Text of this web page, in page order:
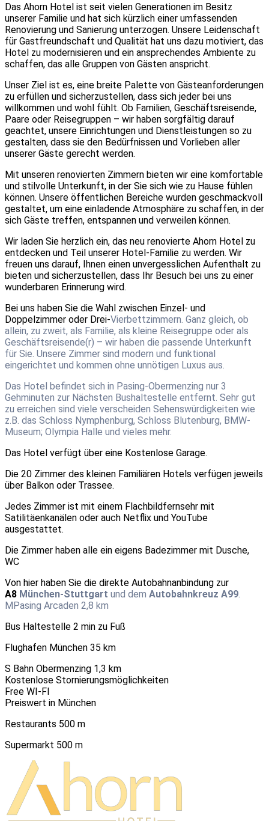
Das Ahorn Hotel ist seit vielen Generationen im Besitz
unserer Familie und hat sich kürzlich einer umfassenden
Renovierung und Sanierung unterzogen. Unsere Leidenschaft
für Gastfreundschaft und Qualität hat uns dazu motiviert, das
Hotel zu modernisieren und ein ansprechendes Ambiente zu
schaffen, das alle Gruppen von Gästen anspricht.
Unser Ziel ist es, eine breite Palette von Gästeanforderungen
zu erfüllen und sicherzustellen, dass sich jeder bei uns
willkommen und wohl fühlt. Ob Familien, Geschäftsreisende,
Paare oder Reisegruppen – wir haben sorgfältig darauf
geachtet, unsere Einrichtungen und Dienstleistungen so zu
gestalten, dass sie den Bedürfnissen und Vorlieben aller
unserer Gäste gerecht werden.
Mit unseren renovierten Zimmern bieten wir eine komfortable
und stilvolle Unterkunft, in der Sie sich wie zu Hause fühlen
können. Unsere öffentlichen Bereiche wurden geschmackvoll
gestaltet, um eine einladende Atmosphäre zu schaffen, in der
sich Gäste treffen, entspannen und verweilen können.
Wir laden Sie herzlich ein, das neu renovierte Ahorn Hotel zu
entdecken und Teil unserer Hotel-Familie zu werden. Wir
freuen uns darauf, Ihnen einen unvergesslichen Aufenthalt zu
bieten und sicherzustellen, dass Ihr Besuch bei uns zu einer
wunderbaren Erinnerung wird.
Bei uns haben Sie die Wahl zwischen Einzel- und
Doppelzimmer oder Drei-Vierbettzimmern. Ganz gleich, ob
allein, zu zweit, als Familie, als kleine Reisegruppe oder als
Geschäftsreisende(r) – wir haben die passende Unterkunft
für Sie. Unsere Zimmer sind modern und funktional
eingerichtet und kommen ohne unnötigen Luxus aus.
Das Hotel befindet sich in Pasing-Obermenzing nur 3
Gehminuten zur Nächsten Bushaltestelle entfernt. Sehr gut
zu erreichen sind viele verscheiden Sehenswürdigkeiten wie
z.B. das Schloss Nymphenburg, Schloss Blutenburg, BMW-
Museum; Olympia Halle und vieles mehr.
Das Hotel verfügt über eine Kostenlose Garage.
Die 20 Zimmer des kleinen Familiären Hotels verfügen jeweils
über Balkon oder Trassee.
Jedes Zimmer ist mit einem Flachbildfernsehr mit
Satilitäenkanälen oder auch Netflix und YouTube
ausgestattet.
Die Zimmer haben alle ein eigens Badezimmer mit Dusche,
WC
Von hier haben Sie die direkte Autobahnanbindung zur
A8 München-Stuttgart und dem Autobahnkreuz A99
MPasing Arcaden 2,8 km
Bus Haltestelle 2 min zu Fuß
Flughafen München 35 km
S Bahn Obermenzing 1,3 km
Kostenlose Stornierungsmöglichkeiten
Free WI-FI
Preiswert in München
Restaurants 500 m
Supermarkt 500 m